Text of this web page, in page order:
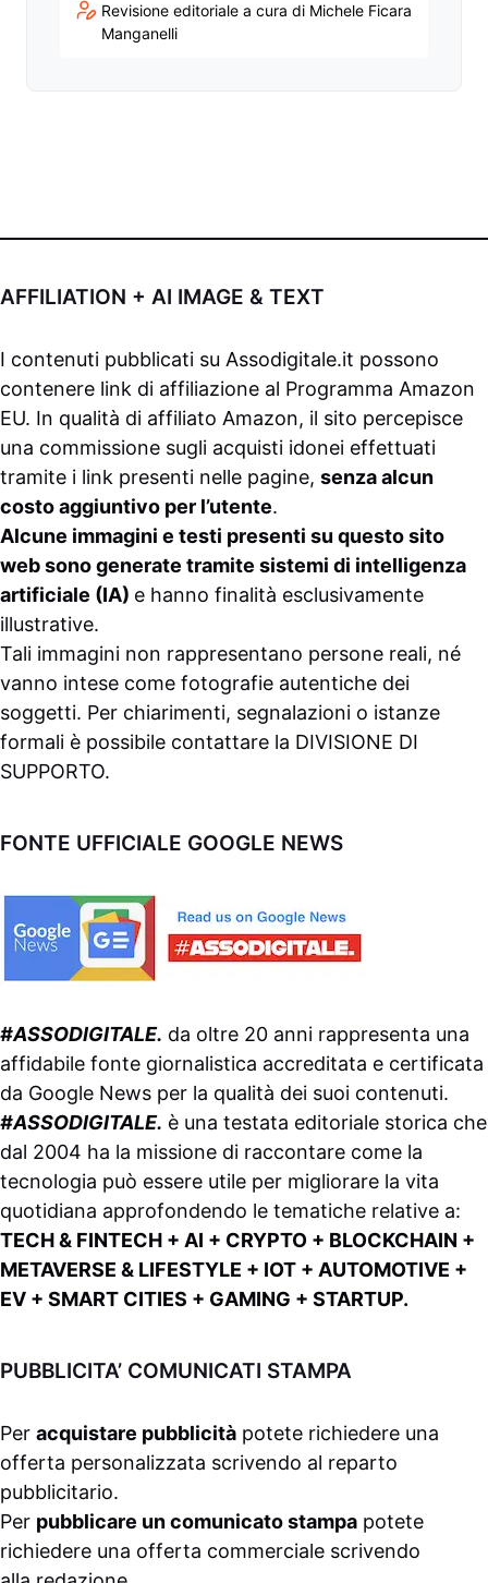
Revisione editoriale a cura di Michele Ficara
Manganelli
AFFILIATION + AI IMAGE & TEXT
I contenuti pubblicati su Assodigitale.it possono
contenere link di affiliazione al Programma Amazon
EU. In qualità di affiliato Amazon, il sito percepisce
una commissione sugli acquisti idonei effettuati
tramite i link presenti nelle pagine, senza alcun
costo aggiuntivo per l’utente.
Alcune immagini e testi presenti su questo sito
web sono generate tramite sistemi di intelligenza
artificiale (IA) e hanno finalità esclusivamente
illustrative.
Tali immagini non rappresentano persone reali, né
vanno intese come fotografie autentiche dei
soggetti. Per chiarimenti, segnalazioni o istanze
formali è possibile contattare la DIVISIONE DI
SUPPORTO.
FONTE UFFICIALE GOOGLE NEWS
#ASSODIGITALE. da oltre 20 anni rappresenta una
affidabile fonte giornalistica accreditata e certificata
da Google News per la qualità dei suoi contenuti.
#ASSODIGITALE. è una testata editoriale storica che
dal 2004 ha la missione di raccontare come la
tecnologia può essere utile per migliorare la vita
quotidiana approfondendo le tematiche relative a:
TECH & FINTECH + AI + CRYPTO + BLOCKCHAIN +
METAVERSE & LIFESTYLE + IOT + AUTOMOTIVE +
EV + SMART CITIES + GAMING + STARTUP.
PUBBLICITA’ COMUNICATI STAMPA
Per acquistare pubblicità potete richiedere una
offerta personalizzata scrivendo al reparto
pubblicitario.
Per pubblicare un comunicato stampa potete
richiedere una offerta commerciale scrivendo